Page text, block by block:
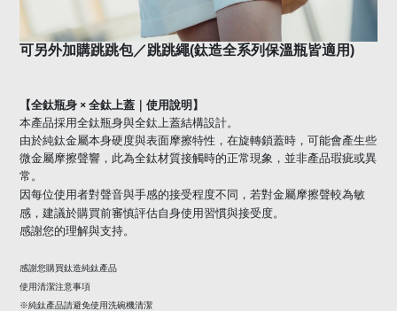
可另外加購跳跳包／跳跳繩(鈦造全系列保溫瓶皆適用)
【全鈦瓶身 × 全鈦上蓋｜使用說明】
本產品採用全鈦瓶身與全鈦上蓋結構設計。
由於純鈦金屬本身硬度與表面摩擦特性，在旋轉鎖蓋時，可能會產生些
微金屬摩擦聲響，此為全鈦材質接觸時的正常現象，並非產品瑕疵或異
常。
因每位使用者對聲音與手感的接受程度不同， 若對金屬摩擦聲較為敏
感，建議於購買前審慎評估自身使用習慣與接受度。
感謝您的理解與支持。
感謝您購買鈦造純鈦產品
使用清潔注意事項
※純鈦產品請避免使用洗碗機清潔